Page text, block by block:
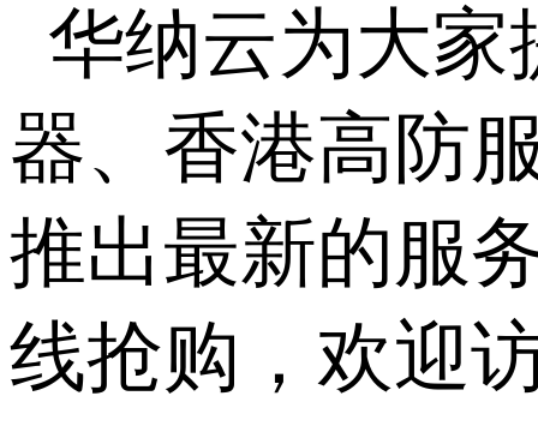
华纳云为大家
器、香港高防
推出最新的服
线抢购，欢迎